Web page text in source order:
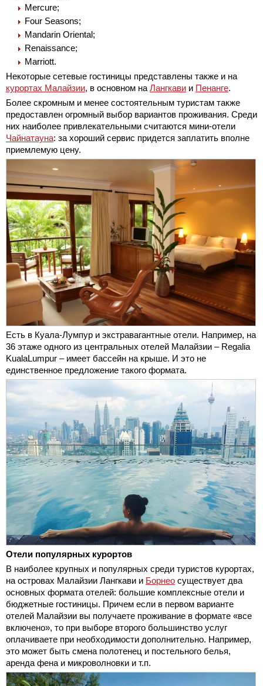
Mercure;
Four Seasons;
Mandarin Oriental;
Renaissance;
Marriott.
Некоторые сетевые гостиницы представлены также и на
курортах Малайзии, в основном на Лангкави и Пенанге.
Более скромным и менее состоятельным туристам также
предоставлен огромный выбор вариантов проживания. Среди
них наиболее привлекательными считаются мини-отели
Чайнатауна: за хороший сервис придется заплатить вполне
приемлемую цену.
Есть в Куала-Лумпур и экстравагантные отели. Например, на
36 этаже одного из центральных отелей Малайзии – Regalia
KualaLumpur – имеет бассейн на крыше. И это не
единственное предложение такого формата.
Отели популярных курортов
В наиболее крупных и популярных среди туристов курортах,
на островах Малайзии Лангкави и Борнео существует два
основных формата отелей: большие комплексные отели и
бюджетные гостиницы. Причем если в первом варианте
отелей Малайзии вы получаете проживание в формате «все
включено», то при выборе второго большинство услуг
оплачиваете при необходимости дополнительно. Например,
это может быть смена полотенец и постельного белья,
аренда фена и микроволновки и т.п.